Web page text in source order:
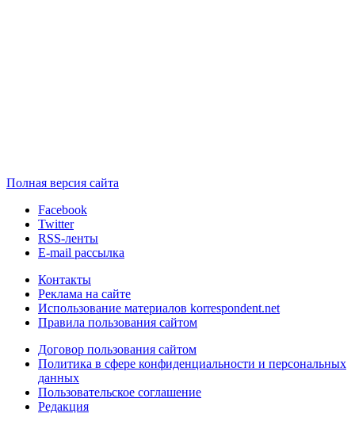
Полная версия сайта
Facebook
Twitter
RSS-ленты
E-mail рассылка
Контакты
Реклама на сайте
Использование материалов korrespondent.net
Правила пользования сайтом
Договор пользования сайтом
Политика в сфере конфиденциальности и персональных
данных
Пользовательское соглашение
Редакция